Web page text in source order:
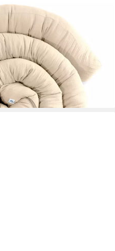
für Babybett aus Musselin
Randschutz & Kuschelrolle
- Ø ca. 10-12 cm
dir